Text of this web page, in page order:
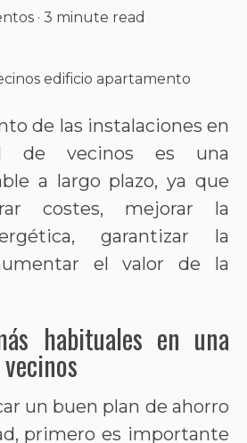
· 3 minute read
de las instalaciones en
de vecinos es una
a largo plazo, ya que
costes, mejorar la
garantizar la
el valor de la
habituales en una
un buen plan de ahorro
primero es importante